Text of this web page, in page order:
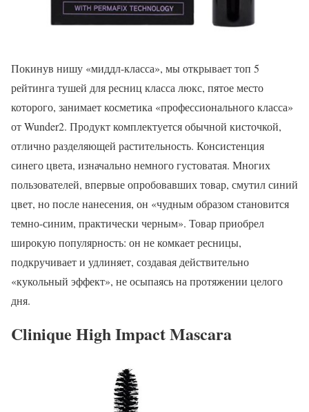
Покинув нишу «миддл-класса», мы открывает топ 5
рейтинга тушей для ресниц класса люкс, пятое место
которого, занимает косметика «профессионального класса»
от Wunder2. Продукт комплектуется обычной кисточкой,
отлично разделяющей растительность. Консистенция
синего цвета, изначально немного густоватая. Многих
пользователей, впервые опробовавших товар, смутил синий
цвет, но после нанесения, он «чудным образом становится
темно-синим, практически черным». Товар приобрел
широкую популярность: он не комкает ресницы,
подкручивает и удлиняет, создавая действительно
«кукольный эффект», не осыпаясь на протяжении целого
дня.
Clinique High Impact Mascara